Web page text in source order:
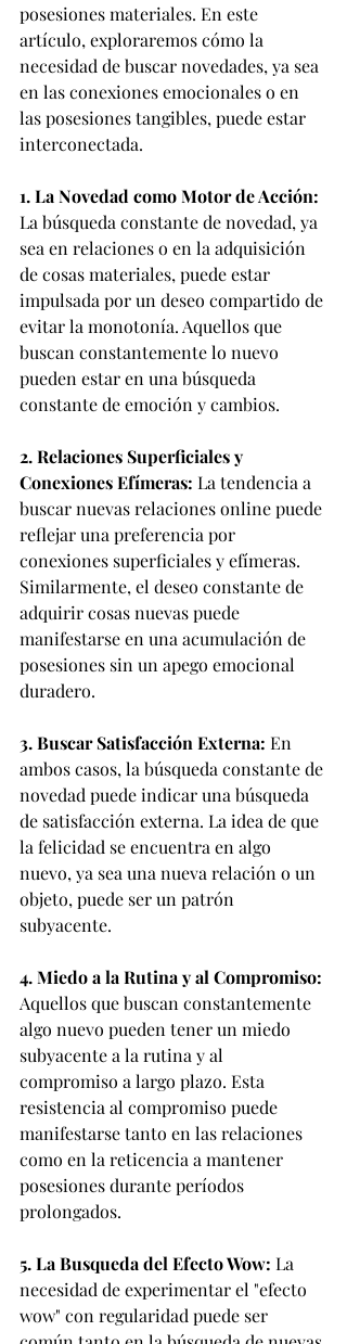
posesiones materiales. En este
artículo, exploraremos cómo la
necesidad de buscar novedades, ya sea
en las conexiones emocionales o en
las posesiones tangibles, puede estar
interconectada.
1. La Novedad como Motor de Acción:
La búsqueda constante de novedad, ya
sea en relaciones o en la adquisición
de cosas materiales, puede estar
impulsada por un deseo compartido de
evitar la monotonía. Aquellos que
buscan constantemente lo nuevo
pueden estar en una búsqueda
constante de emoción y cambios.
2. Relaciones Superficiales y
Conexiones Efímeras: La tendencia a
buscar nuevas relaciones online puede
reflejar una preferencia por
conexiones superficiales y efímeras.
Similarmente, el deseo constante de
adquirir cosas nuevas puede
manifestarse en una acumulación de
posesiones sin un apego emocional
duradero.
3. Buscar Satisfacción Externa: En
ambos casos, la búsqueda constante de
novedad puede indicar una búsqueda
de satisfacción externa. La idea de que
la felicidad se encuentra en algo
nuevo, ya sea una nueva relación o un
objeto, puede ser un patrón
subyacente.
4. Miedo a la Rutina y al Compromiso:
Aquellos que buscan constantemente
algo nuevo pueden tener un miedo
subyacente a la rutina y al
compromiso a largo plazo. Esta
resistencia al compromiso puede
manifestarse tanto en las relaciones
como en la reticencia a mantener
posesiones durante períodos
prolongados.
5. La Busqueda del Efecto Wow: La
necesidad de experimentar el "efecto
wow" con regularidad puede ser